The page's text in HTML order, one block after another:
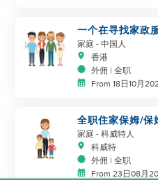
一个在寻找家政
家庭 - 中国人
香港
外佣 | 全职
From 18日10月
全职住家保姆/
家庭 - 科威特人
科威特
外佣 | 全职
From 23日08月